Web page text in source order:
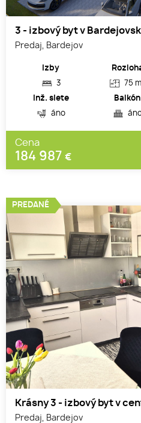
3 - izbový byt v
Predaj, Bardejov
Izby
3
75
Inž. siete
áno
Balkón
Cena
184 987 €
Krásny 3 - izbový byt v
Predaj, Bardejov
PREDANÉ